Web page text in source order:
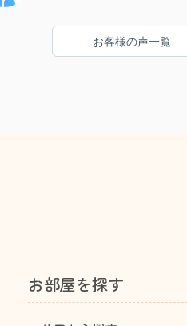
お客様の声一覧
お部屋を探す